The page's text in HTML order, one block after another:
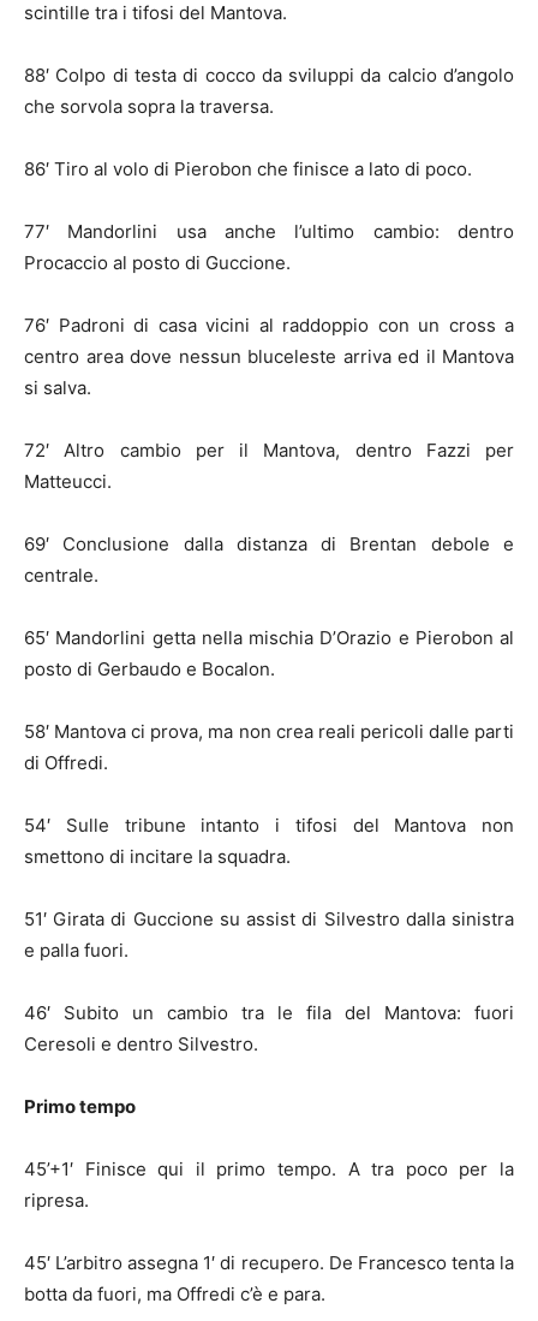
scintille tra i tifosi del Mantova.
88′ Colpo di testa di cocco da sviluppi da calcio d’angolo
che sorvola sopra la traversa.
86′ Tiro al volo di Pierobon che finisce a lato di poco.
77′ Mandorlini usa anche l’ultimo cambio: dentro
Procaccio al posto di Guccione.
76′ Padroni di casa vicini al raddoppio con un cross a
centro area dove nessun bluceleste arriva ed il Mantova
si salva.
72′ Altro cambio per il Mantova, dentro Fazzi per
Matteucci.
69′ Conclusione dalla distanza di Brentan debole e
centrale.
65′ Mandorlini getta nella mischia D’Orazio e Pierobon al
posto di Gerbaudo e Bocalon.
58′ Mantova ci prova, ma non crea reali pericoli dalle parti
di Offredi.
54′ Sulle tribune intanto i tifosi del Mantova non
smettono di incitare la squadra.
51′ Girata di Guccione su assist di Silvestro dalla sinistra
e palla fuori.
46′ Subito un cambio tra le fila del Mantova: fuori
Ceresoli e dentro Silvestro.
Primo tempo
45’+1′ Finisce qui il primo tempo. A tra poco per la
ripresa.
45′ L’arbitro assegna 1′ di recupero. De Francesco tenta la
botta da fuori, ma Offredi c’è e para.